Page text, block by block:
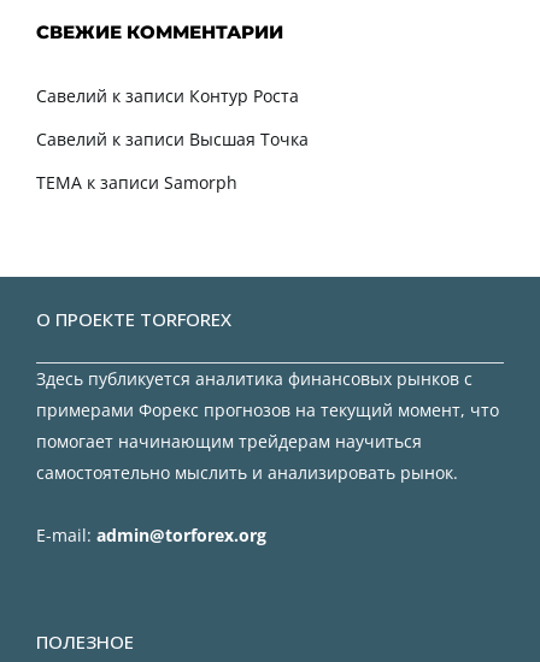
СВЕЖИЕ КОММЕНТАРИИ
Савелий к записи Контур Роста
Савелий к записи Высшая Точка
TEMA к записи Samorph
О ПРОЕКТЕ TORFOREX
Здесь публикуется аналитика финансовых рынков с
примерами Форекс прогнозов на текущий момент, что
помогает начинающим трейдерам научиться
самостоятельно мыслить и анализировать рынок.
E-mail: admin@torforex.org
ПОЛЕЗНОЕ